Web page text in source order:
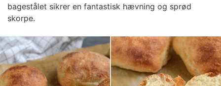
bagestålet sikrer en fantastisk hævning og sprød
skorpe.